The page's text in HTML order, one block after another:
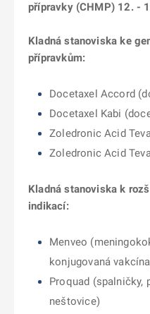
přípravky (CHMP) 12. -
Kladná stanoviska ke
přípravkům:
Docetaxel Accord
Docetaxel Kabi
Zoledronic Acid
Zoledronic Acid
Kladná stanoviska k
indikací:
Menveo
konjugovaná
Proquad (spalničky,
neštovice)